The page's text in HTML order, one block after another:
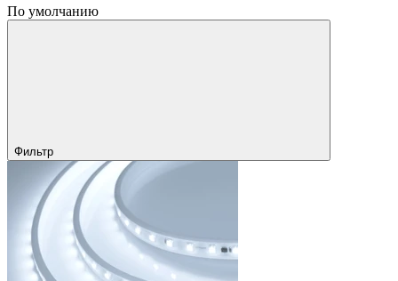
По умолчанию
Фильтр